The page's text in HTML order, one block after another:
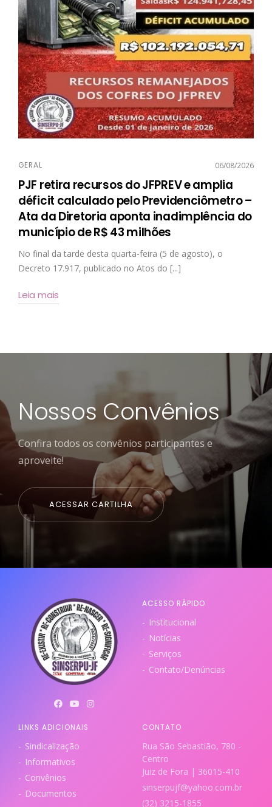
GERAL 06/08/2026
PJF retira recursos do JFPREV e amplia
déficit calculado pelo Previdenciômetro –
Ata da Diretoria aponta inadimplência do
município de R$ 43 milhões
No final da tarde desta quarta-feira (5 de agosto), o
Decreto 17.917, publicado no Atos do [...]
Leia mais
Nossos Convênios
Confira todos os convênios participantes e
aproveite!
ACESSAR CARTILHA
ACESSO RÁPIDO
Institucional
Notícias
Serviços
Contato/Denúncias
LINKS ADICIONAIS
Sindicalização
Informativos
Convênios
Documentos
CONTATO
Rua São Sebastião, 780 -
Centro
Juiz de Fora | 36015-410
sinserpujf@yahoo.com.br
(32) 3215-1855